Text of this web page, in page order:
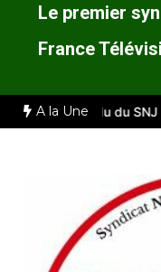
Le premier
France
A la Une
compte rendu du SNJ